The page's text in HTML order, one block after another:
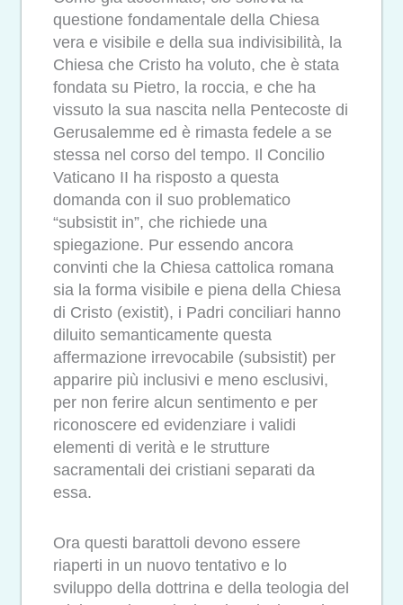
questione fondamentale della Chiesa
vera e visibile e della sua indivisibilità, la
Chiesa che Cristo ha voluto, che è stata
fondata su Pietro, la roccia, e che ha
vissuto la sua nascita nella Pentecoste di
Gerusalemme ed è rimasta fedele a se
stessa nel corso del tempo. Il Concilio
Vaticano II ha risposto a questa
domanda con il suo problematico
“subsistit in”, che richiede una
spiegazione. Pur essendo ancora
convinti che la Chiesa cattolica romana
sia la forma visibile e piena della Chiesa
di Cristo (existit), i Padri conciliari hanno
diluito semanticamente questa
affermazione irrevocabile (subsistit) per
apparire più inclusivi e meno esclusivi,
per non ferire alcun sentimento e per
riconoscere ed evidenziare i validi
elementi di verità e le strutture
sacramentali dei cristiani separati da
essa.
Ora questi barattoli devono essere
riaperti in un nuovo tentativo e lo
sviluppo della dottrina e della teologia del